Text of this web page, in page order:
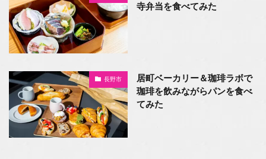
寺弁当を食べてみた
長野市
居町ベーカリー＆珈琲ラボで
珈琲を飲みながらパンを食べ
てみた